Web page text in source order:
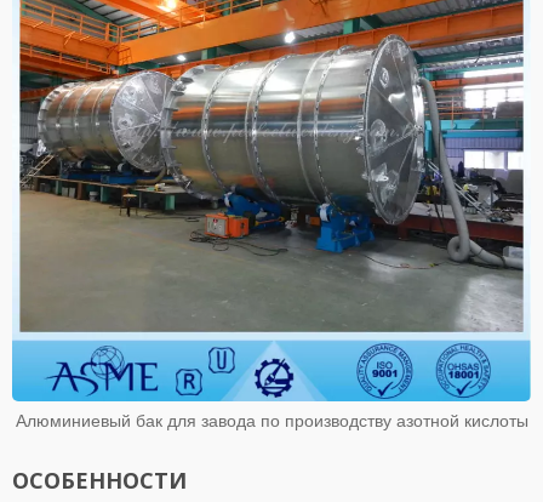
Алюминиевый бак для завода по производству азотной кислоты
ОСОБЕННОСТИ